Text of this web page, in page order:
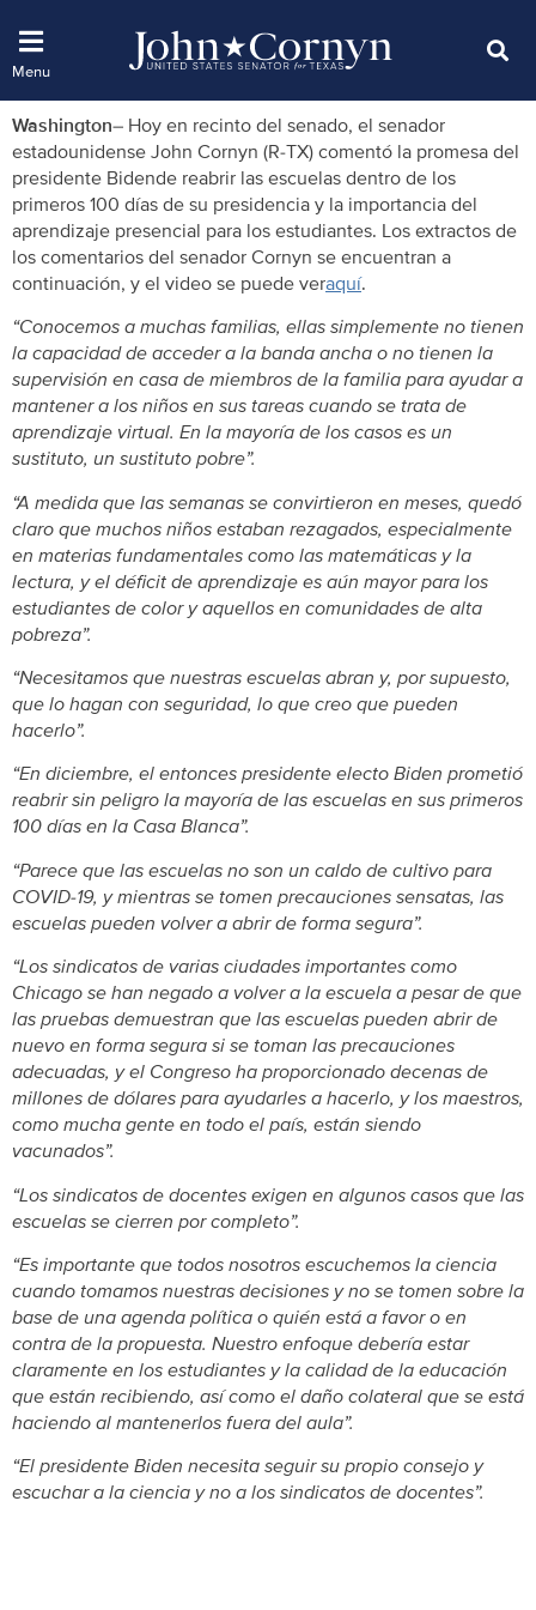
Washington– Hoy en recinto del senado, el senador
estadounidense John Cornyn (R-TX) comentó la promesa del
presidente Bidende reabrir las escuelas dentro de los
primeros 100 días de su presidencia y la importancia del
aprendizaje presencial para los estudiantes. Los extractos de
los comentarios del senador Cornyn se encuentran a
continuación, y el video se puede veraquí.
“Conocemos a muchas familias, ellas simplemente no tienen
la capacidad de acceder a la banda ancha o no tienen la
supervisión en casa de miembros de la familia para ayudar a
mantener a los niños en sus tareas cuando se trata de
aprendizaje virtual. En la mayoría de los casos es un
sustituto, un sustituto pobre”.
“A medida que las semanas se convirtieron en meses, quedó
claro que muchos niños estaban rezagados, especialmente
en materias fundamentales como las matemáticas y la
lectura, y el déficit de aprendizaje es aún mayor para los
estudiantes de color y aquellos en comunidades de alta
pobreza”.
“Necesitamos que nuestras escuelas abran y, por supuesto,
que lo hagan con seguridad, lo que creo que pueden
hacerlo”.
“En diciembre, el entonces presidente electo Biden prometió
reabrir sin peligro la mayoría de las escuelas en sus primeros
100 días en la Casa Blanca”.
“Parece que las escuelas no son un caldo de cultivo para
COVID-19, y mientras se tomen precauciones sensatas, las
escuelas pueden volver a abrir de forma segura”.
“Los sindicatos de varias ciudades importantes como
Chicago se han negado a volver a la escuela a pesar de que
las pruebas demuestran que las escuelas pueden abrir de
nuevo en forma segura si se toman las precauciones
adecuadas, y el Congreso ha proporcionado decenas de
millones de dólares para ayudarles a hacerlo, y los maestros,
como mucha gente en todo el país, están siendo
vacunados”.
“Los sindicatos de docentes exigen en algunos casos que las
escuelas se cierren por completo”.
“Es importante que todos nosotros escuchemos la ciencia
cuando tomamos nuestras decisiones y no se tomen sobre la
base de una agenda política o quién está a favor o en
contra de la propuesta. Nuestro enfoque debería estar
claramente en los estudiantes y la calidad de la educación
que están recibiendo, así como el daño colateral que se está
haciendo al mantenerlos fuera del aula”.
“El presidente Biden necesita seguir su propio consejo y
escuchar a la ciencia y no a los sindicatos de docentes”.